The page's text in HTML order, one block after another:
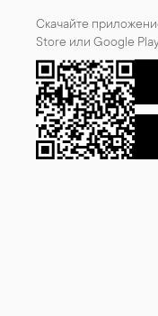
Скачайте
Store или Google